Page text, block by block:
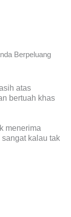
Berpeluang
atas
bertuah khas
menerima
kalau tak